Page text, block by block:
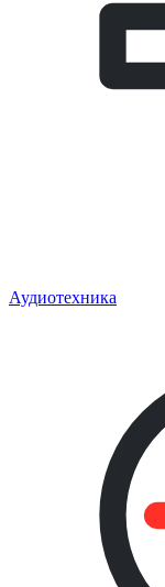
Аудиотехника